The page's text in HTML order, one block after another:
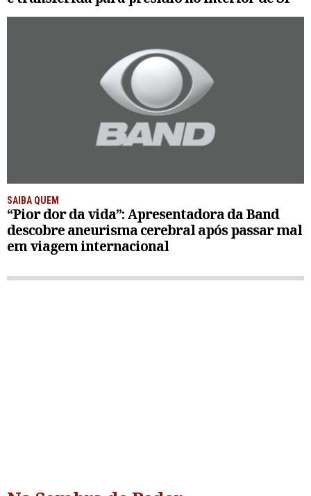
SAIBA QUEM
“Pior dor da vida”: Apresentadora da Band
descobre aneurisma cerebral após passar mal
em viagem internacional